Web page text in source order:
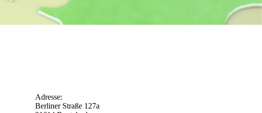
Adresse:
Berliner Straße 127a